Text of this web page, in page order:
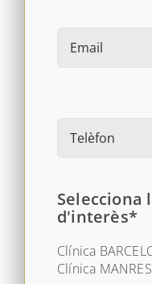
Selecciona
d'interès*
Clínica
Clínica